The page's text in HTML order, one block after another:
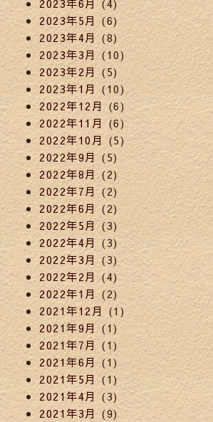
2023年6月 (4)
2023年5月 (6)
2023年4月(8)
2023年3月(10)
2023年2月 (5)
2023年1月 (10)
2022年12月(6)
2022年11月(6)
2022年10月 (5)
2022年9月(5)
2022年8月(2)
2022年7月(2)
2022年6月(2)
2022年5月(3)
2022年4月(3)
2022年3月 (3)
2022年2月 (4)
2022年1月(2)
2021年12月 (1)
2021年9月(1)
2021年7月 (1)
2021年6月(1)
2021年5月(1)
2021年4月 (3)
2021年3月 (9)